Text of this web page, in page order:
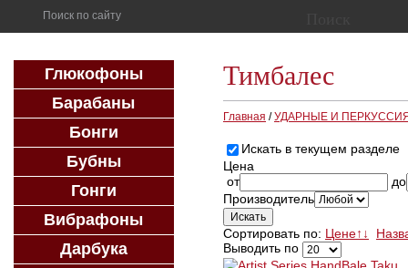
Тимбалес
Главная /УДАРНЫЕ И
Искать в текущем разделе
Цена
от
до
Производитель
Сортировать по: Цене↑ ↓
Выводить по
Глюкофоны
Барабаны
Бонги
Бубны
Гонги
Вибрафоны
Дарбука